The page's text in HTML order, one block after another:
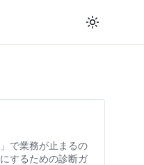
で業務が止まるの
するための診断ガ